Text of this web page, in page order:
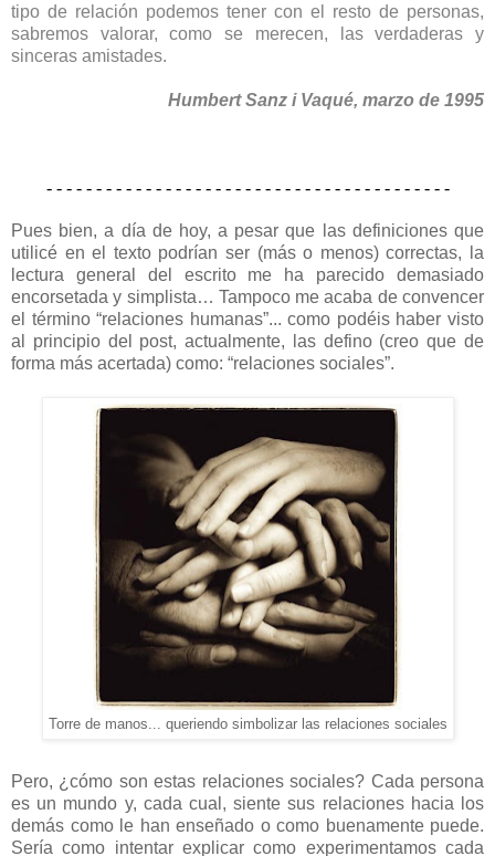
tipo de relación podemos tener con el resto de personas,
sabremos valorar, como se merecen, las verdaderas y
sinceras amistades.
Humbert Sanz i Vaqué, marzo de 1995
- - - - - - - - - - - - - - - - - - - - - - - - - - - - - - - - - - - - - - - - -
Pues bien, a día de hoy, a pesar que las definiciones que
utilicé en el texto podrían ser (más o menos) correctas, la
lectura general del escrito me ha parecido demasiado
encorsetada y simplista… Tampoco me acaba de convencer
el término “relaciones humanas”... como podéis haber visto
al principio del post, actualmente, las defino (creo que de
forma más acertada) como: “relaciones sociales”.
Torre de manos... queriendo simbolizar las relaciones sociales
Pero, ¿cómo son estas relaciones sociales? Cada persona
es un mundo y, cada cual, siente sus relaciones hacia los
demás como le han enseñado o como buenamente puede.
Sería como intentar explicar como experimentamos cada